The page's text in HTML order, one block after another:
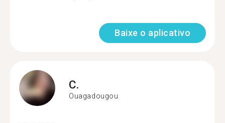
Baixe o aplicativo
C.
Ouagadougou